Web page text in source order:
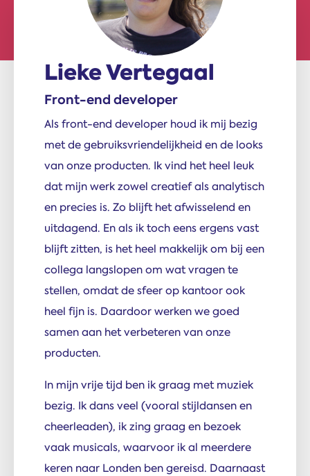
Lieke Vertegaal
Front-end developer
Als front-end developer houd ik mij bezig
met de gebruiksvriendelijkheid en de looks
van onze producten. Ik vind het heel leuk
dat mijn werk zowel creatief als analytisch
en precies is. Zo blijft het afwisselend en
uitdagend. En als ik toch eens ergens vast
blijft zitten, is het heel makkelijk om bij een
collega langslopen om wat vragen te
stellen, omdat de sfeer op kantoor ook
heel fijn is. Daardoor werken we goed
samen aan het verbeteren van onze
producten.
In mijn vrije tijd ben ik graag met muziek
bezig. Ik dans veel (vooral stijldansen en
cheerleaden), ik zing graag en bezoek
vaak musicals, waarvoor ik al meerdere
keren naar Londen ben gereisd. Daarnaast